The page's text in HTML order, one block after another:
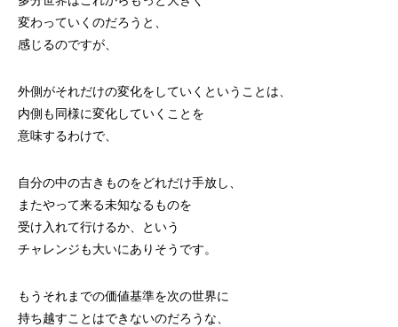
変わっていくのだろうと、
感じるのですが、
外側がそれだけの変化をしていくということは、
内側も同様に変化していくことを
意味するわけで、
自分の中の古きものをどれだけ手放し、
またやって来る未知なるものを
受け入れて行けるか、という
チャレンジも大いにありそうです。
もうそれまでの価値基準を次の世界に
持ち越すことはできないのだろうな、